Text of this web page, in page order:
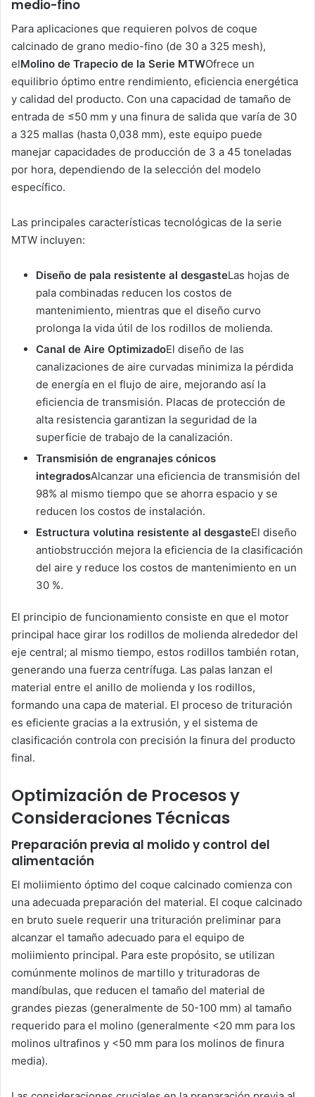
medio-fino
Para aplicaciones que requieren polvos de coque
calcinado de grano medio-fino (de 30 a 325 mesh),
elMolino de Trapecio de la Serie MTWOfrece un
equilibrio óptimo entre rendimiento, eficiencia energética
y calidad del producto. Con una capacidad de tamaño de
entrada de ≤50 mm y una finura de salida que varía de 30
a 325 mallas (hasta 0,038 mm), este equipo puede
manejar capacidades de producción de 3 a 45 toneladas
por hora, dependiendo de la selección del modelo
específico.
Las principales características tecnológicas de la serie
MTW incluyen:
Diseño de pala resistente al desgasteLas hojas de
pala combinadas reducen los costos de
mantenimiento, mientras que el diseño curvo
prolonga la vida útil de los rodillos de molienda.
Canal de Aire OptimizadoEl diseño de las
canalizaciones de aire curvadas minimiza la pérdida
de energía en el flujo de aire, mejorando así la
eficiencia de transmisión. Placas de protección de
alta resistencia garantizan la seguridad de la
superficie de trabajo de la canalización.
Transmisión de engranajes cónicos
integradosAlcanzar una eficiencia de transmisión del
98% al mismo tiempo que se ahorra espacio y se
reducen los costos de instalación.
Estructura volutina resistente al desgasteEl diseño
antiobstrucción mejora la eficiencia de la clasificación
del aire y reduce los costos de mantenimiento en un
30 %.
El principio de funcionamiento consiste en que el motor
principal hace girar los rodillos de molienda alrededor del
eje central; al mismo tiempo, estos rodillos también rotan,
generando una fuerza centrífuga. Las palas lanzan el
material entre el anillo de molienda y los rodillos,
formando una capa de material. El proceso de trituración
es eficiente gracias a la extrusión, y el sistema de
clasificación controla con precisión la finura del producto
final.
Optimización de Procesos y
Consideraciones Técnicas
Preparación previa al molido y control del
alimentación
El moliimiento óptimo del coque calcinado comienza con
una adecuada preparación del material. El coque calcinado
en bruto suele requerir una trituración preliminar para
alcanzar el tamaño adecuado para el equipo de
moliimiento principal. Para este propósito, se utilizan
comúnmente molinos de martillo y trituradoras de
mandíbulas, que reducen el tamaño del material de
grandes piezas (generalmente de 50-100 mm) al tamaño
requerido para el molino (generalmente <20 mm para los
molinos ultrafinos y <50 mm para los molinos de finura
media).